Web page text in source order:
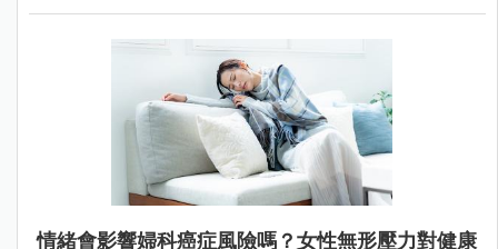
情緒會影響婦科癌症風險嗎？女性無形壓力對健康